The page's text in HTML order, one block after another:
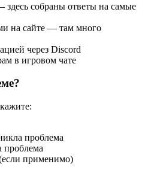
собраны ответы на самые
на сайте — там много
через Discord
в игровом чате
проблема
проблема
применимо)